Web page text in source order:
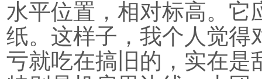
水平位置，相对标高。它
纸。这样子，我个人觉得
亏就吃在搞旧的，实在是